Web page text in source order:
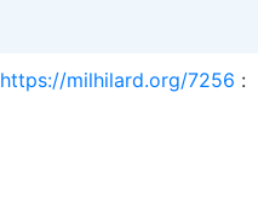
:
https://milhilard.org/7256